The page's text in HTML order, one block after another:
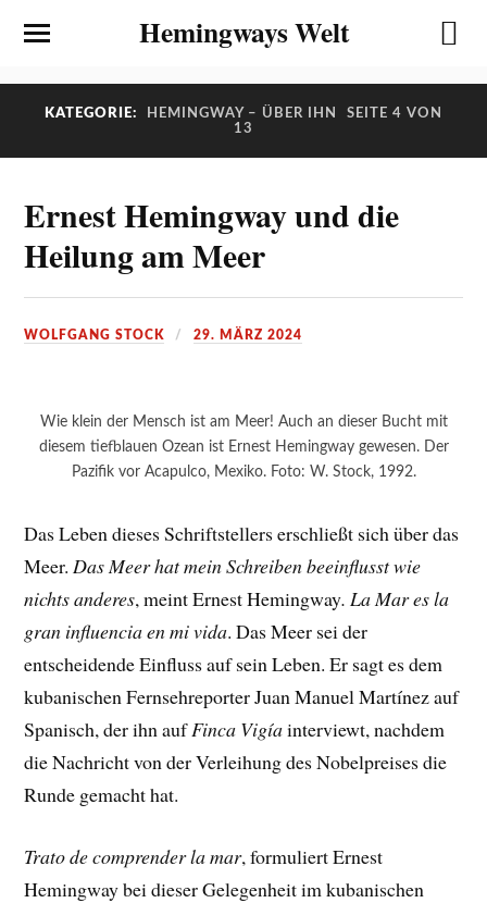
Hemingways Welt
KATEGORIE: HEMINGWAY – ÜBER IHN
SEITE 4 VON
13
Ernest Hemingway und die
Heilung am Meer
WOLFGANG STOCK 29. MÄRZ 2024
Wie klein der Mensch ist am Meer! Auch an dieser Bucht mit
diesem tiefblauen Ozean ist Ernest Hemingway gewesen. Der
Pazifik vor Acapulco, Mexiko. Foto: W. Stock, 1992.
Das Leben dieses Schriftstellers erschließt sich über das
Meer.Das Meer hat mein Schreiben beeinflusst wie
nichts anderes, meint Ernest Hemingway. La Mar es la
gran influencia en mi vida. Das Meer sei der
entscheidende Einfluss auf sein Leben. Er sagt es dem
kubanischen Fernsehreporter Juan Manuel Martínez auf
Spanisch, der ihn aufFinca Vigíainterviewt, nachdem
die Nachricht von der Verleihung des Nobelpreises die
Runde gemacht hat.
Trato de comprender la mar, formuliert Ernest
Hemingway bei dieser Gelegenheit im kubanischen